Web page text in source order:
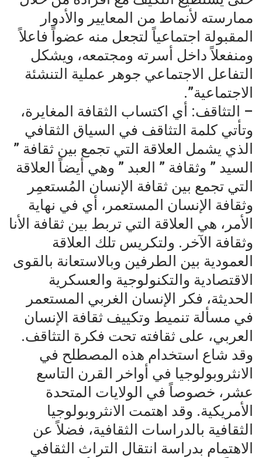
ممارسته لأنماط من المعايير والأدوار
المقبولة اجتماعياً لتجعل منه عضواً فاعلاً
ومنفعلاً داخل أسرته ومجتمعه، ويشكل
التفاعل الاجتماعي جوهر عملية التنشئة
الاجتماعية”.
– التثاقف: أي اكتساب الثقافة المغايرة،
وتأتي كلمة التثاقف في السياق الثقافي
الذي يشمل العلاقة التي تجمع بين ثقافة ”
السيد ” وثقافة ” العبد ” وهي أيضاً العلاقة
التي تجمع بين ثقافة الإنسان المُستعمِر
وثقافة الإنسان المستعمر، أي في نهاية
الأمر، هي العلاقة التي تربط بين ثقافة الأنا
وثقافة الآخر. ولتكريس تلك العلاقة
العمودية بين الطرفين وبالاستعانة بالقوى
الاقتصادية والتكنولوجية والعسكرية
الحديثة، فكر الإنسان الغربي المستعمر
في مسألة تنميط وتكييف ثقافة الإنسان
العربي، على ثقافته تحت فكرة التثاقف.
وقد شاع استخدام هذه المصطلح في
الانثروبولوجيا في أواخر القرن التاسع
عشر، خصوصاً في الولايات المتحدة
الأمريكية. وقد اهتمت الانثروبولوجيا
الثقافية بالدراسات الثقافية، فضلاً عن
الاهتمام بدراسة انتقال التراث الثقافي